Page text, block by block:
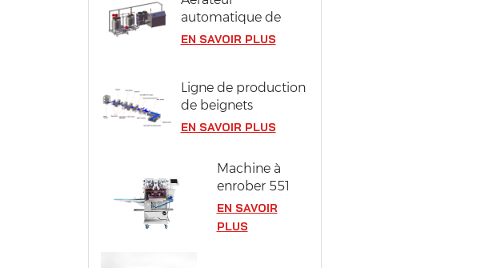
automatique de
pâte à génoise
EN SAVOIR PLUS
Ligne de production
de beignets
industriels d'une
EN SAVOIR PLUS
Machine à
enrober 551
EN SAVOIR
PLUS